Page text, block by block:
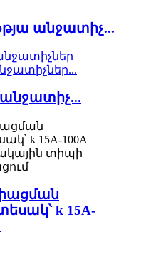
անջատիչ...
անջատիչ...
k 15A-